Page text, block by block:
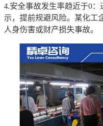
4.安全事故发生率趋近于0
示，提前规避风险。某化工
人身伤害或财产损失事故。